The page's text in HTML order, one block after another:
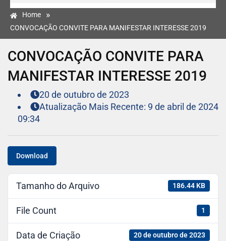
Home »
CONVOCAÇÃO CONVITE PARA MANIFESTAR INTERESSE 2019
CONVOCAÇÃO CONVITE PARA
MANIFESTAR INTERESSE 2019
20 de outubro de 2023
Atualização Mais Recente: 9 de abril de 2024
09:34
Download
Tamanho do Arquivo 186.44 KB
File Count 1
Data de Criação 20 de outubro de 2023